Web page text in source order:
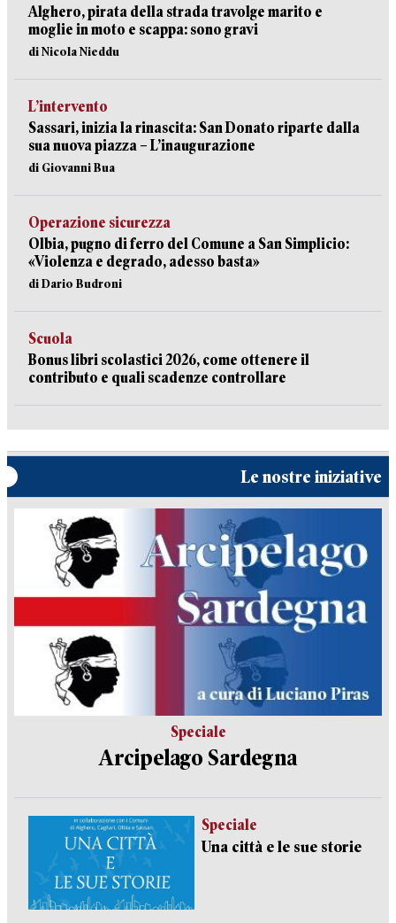
Alghero, pirata della strada travolge marito e
moglie in moto e scappa: sono gravi
di Nicola Nieddu
L’intervento
Sassari, inizia la rinascita: San Donato riparte dalla
sua nuova piazza – L’inaugurazione
di Giovanni Bua
Operazione sicurezza
Olbia, pugno di ferro del Comune a San Simplicio:
«Violenza e degrado, adesso basta»
di Dario Budroni
Scuola
Bonus libri scolastici 2026, come ottenere il
contributo e quali scadenze controllare
Le nostre iniziative
Speciale
Arcipelago Sardegna
Speciale
Una città e le sue storie